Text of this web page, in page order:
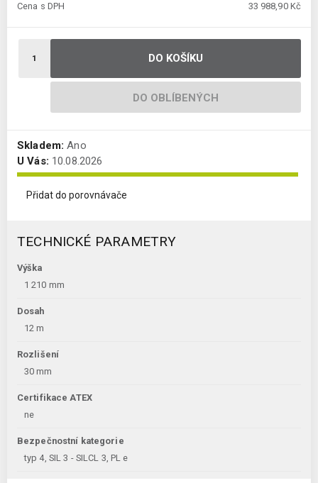
Cena s DPH 33 988,90 Kč
DO KOŠÍKU
DO OBLÍBENÝCH
Skladem: Ano
U Vás: 10.08.2026
Přidat do porovnávače
TECHNICKÉ PARAMETRY
Výška
1 210 mm
Dosah
12 m
Rozlišení
30 mm
Certifikace ATEX
ne
Bezpečnostní kategorie
typ 4, SIL 3 - SILCL 3, PL e